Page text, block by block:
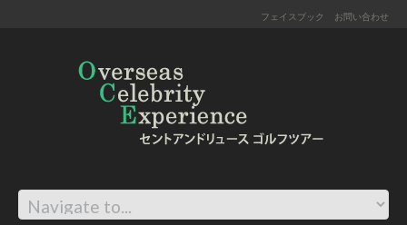
フェイスブック お問い合わせ